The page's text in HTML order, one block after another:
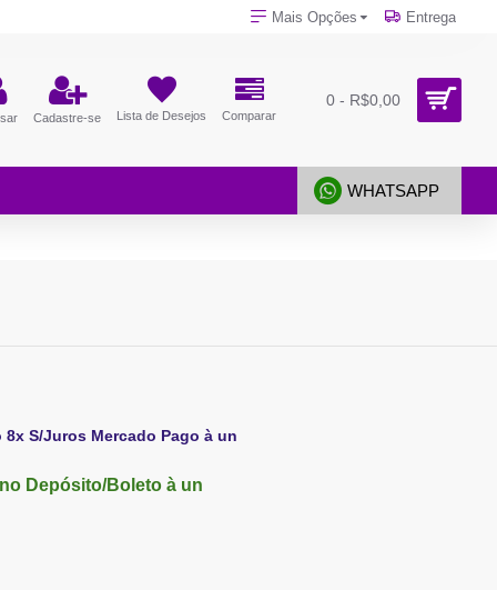
Mais Opções Entrega
Cadastre-se Lista de Desejos Comparar
0 - R$0,00
WHATSAPP
8x S/Juros Mercado Pago à un
no Depósito/Boleto à un